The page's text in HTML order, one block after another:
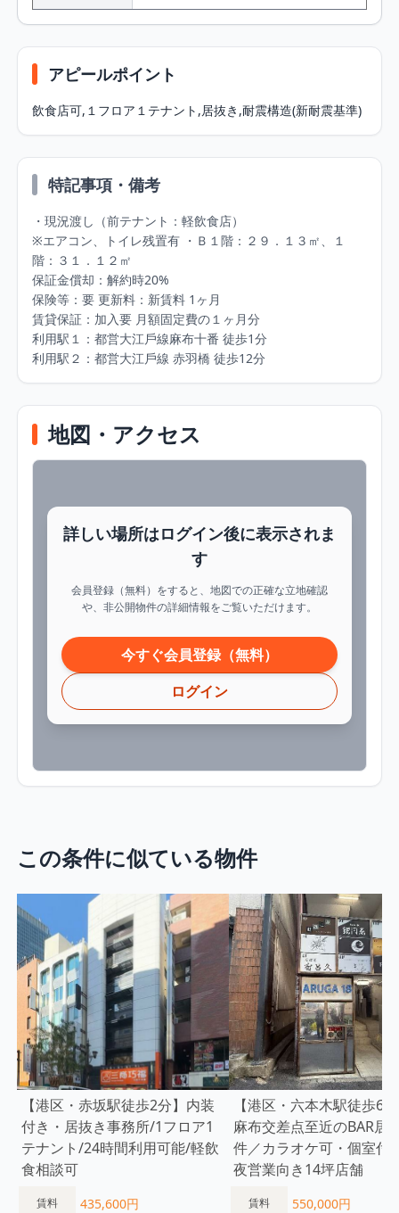
アピールポイント
飲⾷店可,１フロア１テナント,居抜き,耐震構造(新耐震基準)
特記事項・備考
・現況渡し（前テナント：軽飲⾷店）
※エアコン、トイレ残置有 ・Ｂ１階：２９．１３㎡、１
階：３１．１２㎡
保証⾦償却：解約時20%
保険等：要 更新料：新賃料 1ヶ⽉
賃貸保証：加⼊要 ⽉額固定費の１ヶ⽉分
利⽤駅１：都営⼤江⼾線⿇布⼗番 徒歩1分
利⽤駅２：都営⼤江⼾線 ⾚⽻橋 徒歩12分
地図・アクセス
詳しい場所はログイン後に表示されま
す
会員登録（無料）をすると、地図での正確な立地確認
や、非公開物件の詳細情報をご覧いただけます。
今すぐ会員登録（無料）
ログイン
この条件に似ている物件
【港区・赤坂駅徒歩2分】内装
付き・居抜き事務所/1フロア1
テナント/24時間利用可能/軽飲
食相談可
賃料 435,600円
【港区・六本木駅徒歩6
麻布交差点至近のBAR居
件／カラオケ可・個室付
夜営業向き14坪店舗
賃料 550,000円